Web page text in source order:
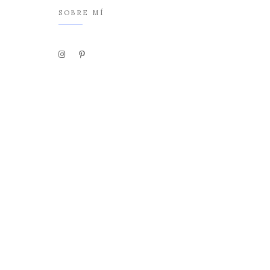
SOBRE MÍ